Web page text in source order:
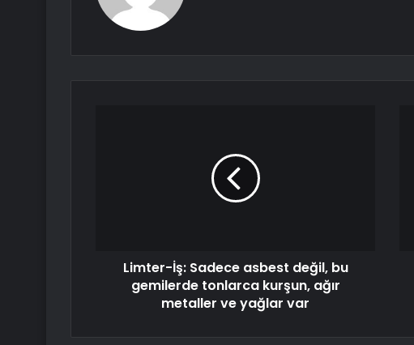
Limter-İş: Sadece asbest değil, bu
gemilerde tonlarca kurşun, ağır
metaller ve yağlar var